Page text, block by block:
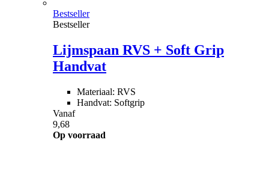
Bestseller
Bestseller
Lijmspaan RVS + Soft Grip
Handvat
Materiaal: RVS
Handvat: Softgrip
Vanaf
9,68
Op voorraad